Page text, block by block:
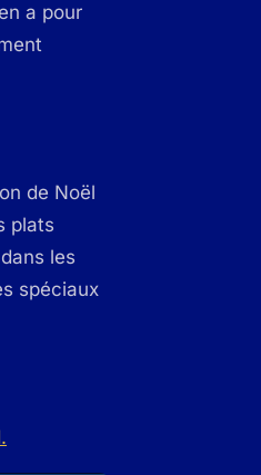
a pour
de Noël
plats
les
spéciaux